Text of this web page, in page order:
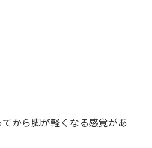
から脚が軽くなる感覚があ